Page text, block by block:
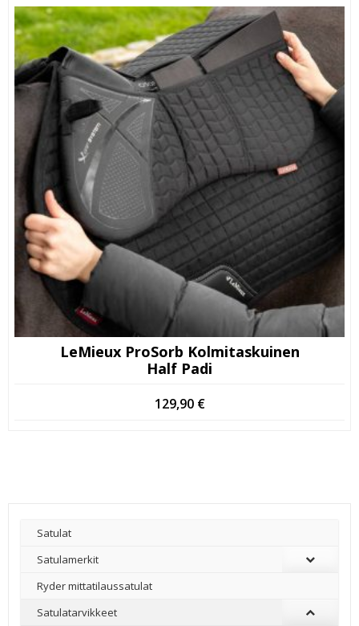
LeMieux ProSorb Kolmitaskuinen
Half Padi
129,90 €
Satulat
Satulamerkit
Ryder mittatilaussatulat
Satulatarvikkeet
–